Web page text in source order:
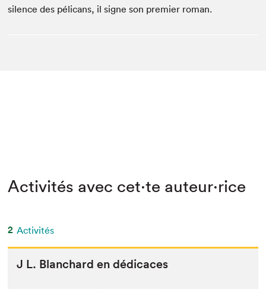
silence des pélicans, il signe son premier roman.
Activités avec cet·te auteur·rice
2 Activités
J L. Blan­chard en dédicaces